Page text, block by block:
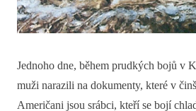
Jednoho dne, během prudkých bojů v
muži narazili na dokumenty, které v
Američani jsou srábci, kteří se bojí